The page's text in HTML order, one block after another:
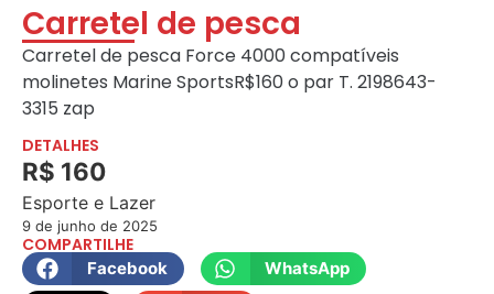
Carretel de pesca
Carretel de pesca Force 4000 compatíveis
molinetes Marine SportsR$160 o par T. 2198643-
3315 zap
DETALHES
R$ 160
Esporte e Lazer
9 de junho de 2025
COMPARTILHE
Facebook
WhatsApp